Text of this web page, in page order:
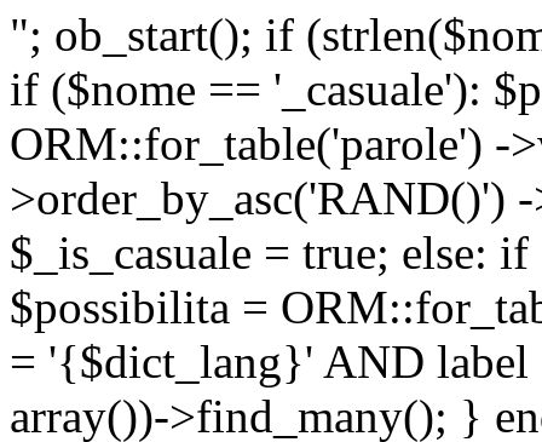
"; ob_start(); if
if ($nome == '_casuale'):
ORM::for_table('parole') -
>order_by_asc('RAND()')
$_is_casuale = true; else:
$possibilita =
= '{$dict_lang}' AND
array())->find_many(); }